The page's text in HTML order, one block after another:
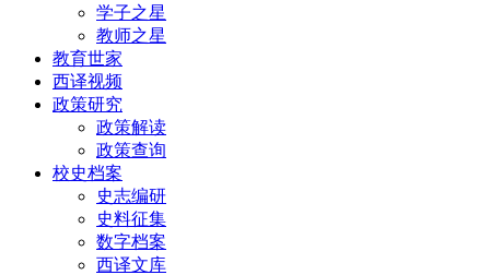
学子之星
教师之星
教育世家
西译视频
政策研究
政策解读
政策查询
校史档案
史志编研
史料征集
数字档案
西译文库